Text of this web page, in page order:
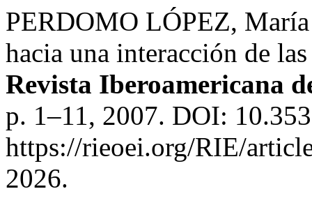
PERDOMO LÓPEZ,
hacia una interacción de
Revista Iberoamericana
p. 1–11, 2007. DOI:
https://rieoei.org/RIE/
2026.